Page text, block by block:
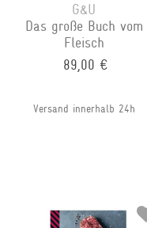
G&U
Das große Buch vom
Fleisch
89,00 €
Versand innerhalb 24h